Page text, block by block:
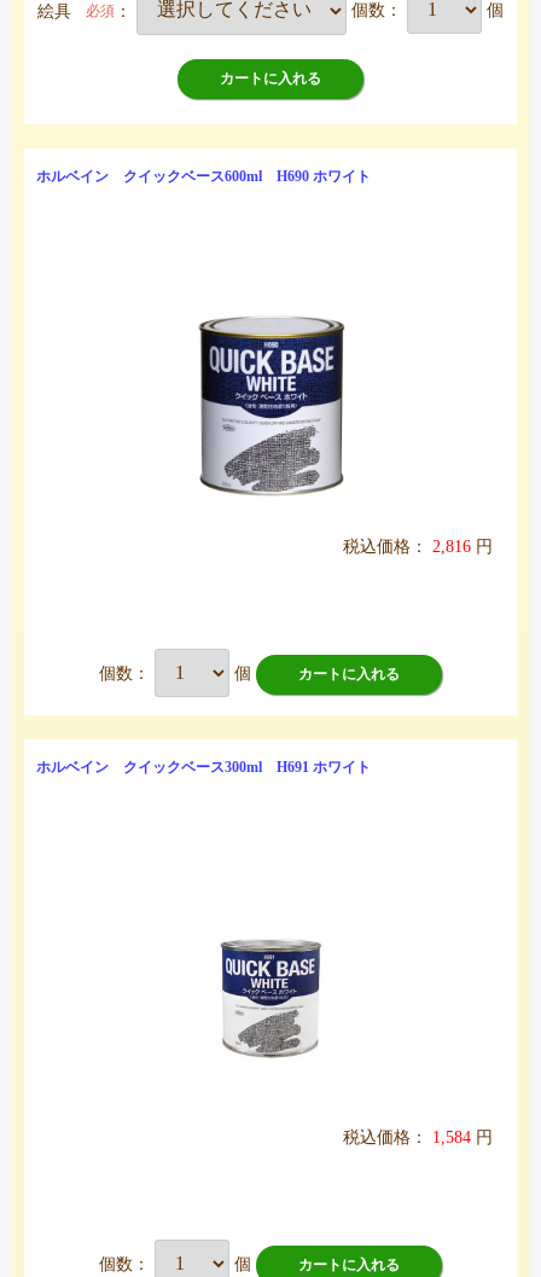
絵具 必須 ： 個数： 個
カートに入れる
ホルベイン クイックベース600ml H690 ホワイト
税込価格： 2,816 円
個数： 個 カートに入れる
ホルベイン クイックベース300ml H691 ホワイト
税込価格： 1,584 円
個数： 個 カートに入れる